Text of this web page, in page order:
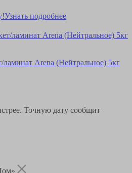
Узнать подробнее
ламинат Arena (Нейтральное) 5кг
Точную дату сообщит